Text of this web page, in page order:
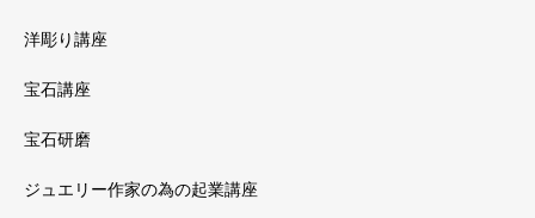
洋彫り講座
宝石講座
宝石研磨
ジュエリー作家の為の起業講座